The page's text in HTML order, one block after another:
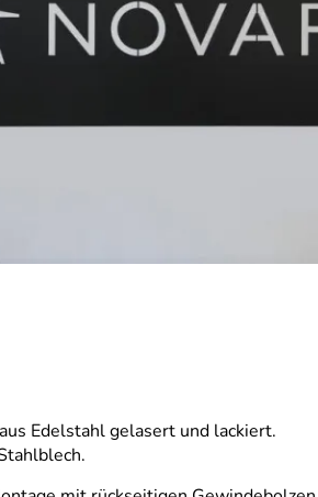
Edelstahl gelasert und lackiert.